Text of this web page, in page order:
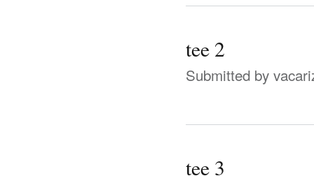
tee 2
Submitted by
tee 3